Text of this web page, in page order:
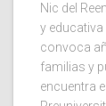
Nic del
y educativa
convoca
familias y
encuentra